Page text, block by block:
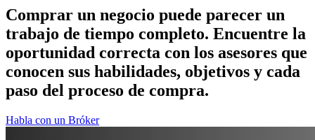
Comprar un negocio puede parecer un
trabajo de tiempo completo. Encuentre la
oportunidad correcta con los asesores que
conocen sus habilidades, objetivos y cada
paso del proceso de compra.
Habla con un Bróker